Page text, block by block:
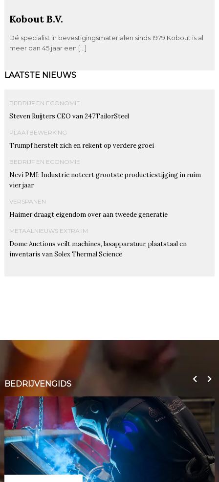
Kobout B.V.
Dé specialist in bevestigingsmaterialen sinds 1979 Kobout is al
meer dan 45 jaar een […]
LAATSTE NIEUWS
BEDRIJF EN ECONOMIE
Steven Ruijters CEO van 247TailorSteel
PLAATBEWERKING
Trumpf herstelt zich en rekent op verdere groei
BEDRIJF EN ECONOMIE
Nevi PMI: Industrie noteert grootste productiestijging in ruim
vier jaar
VERSPANEN
Haimer draagt eigendom over aan tweede generatie
METAALNIEUWS EXTRA IM
Dome Auctions veilt machines, lasapparatuur, plaatstaal en
inventaris van Solex Thermal Science
BEDRIJVENGIDS